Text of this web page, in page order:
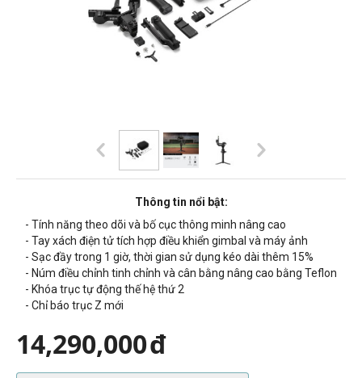
Thông tin nổi bật:
- Tính năng theo dõi và bố cục thông minh nâng cao
- Tay xách điện tử tích hợp điều khiển gimbal và máy ảnh
- Sạc đầy trong 1 giờ, thời gian sử dụng kéo dài thêm 15%
- Núm điều chỉnh tinh chỉnh và cân bằng nâng cao bằng Teflon
- Khóa trục tự động thế hệ thứ 2
- Chỉ báo trục Z mới
14,290,000đ